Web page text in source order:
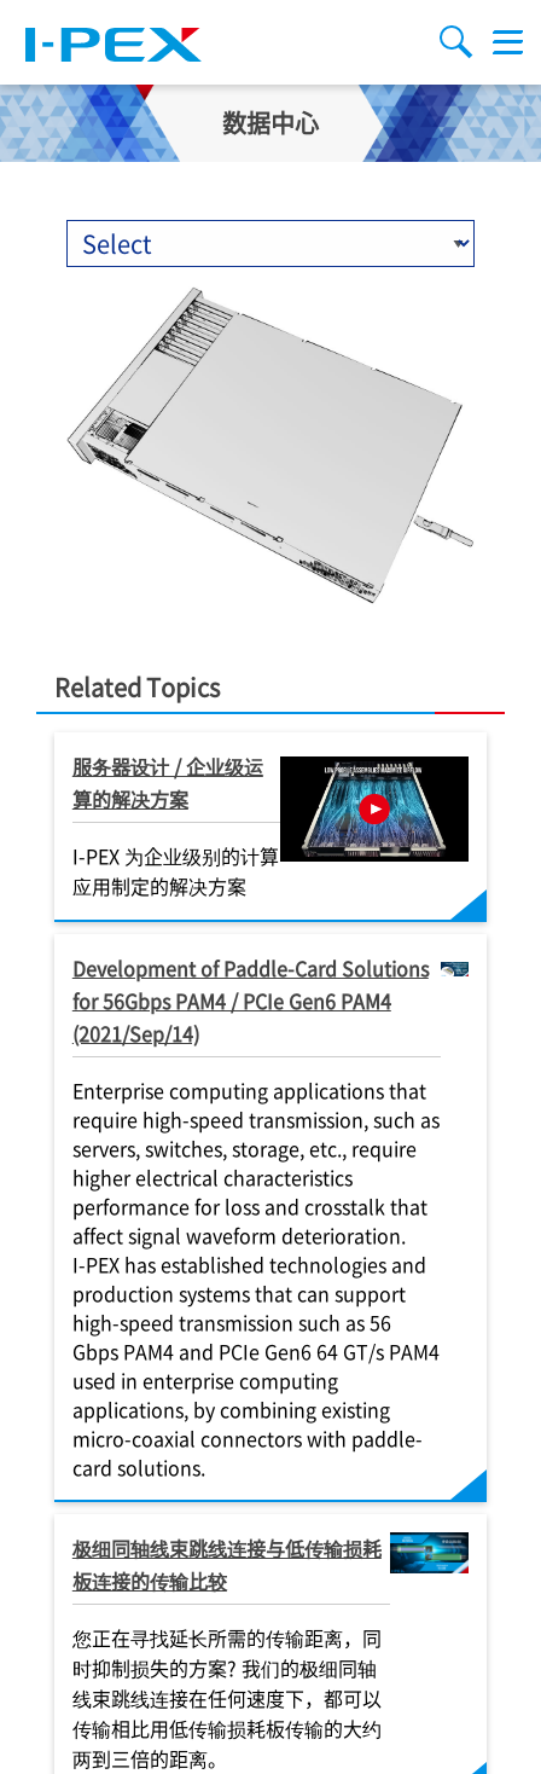
搜索
Menu
数据中心
CABLINE®-VS II
全屏蔽，自带机械式锁扣，适用于
高速数据传输 (PCIe Gen5 32
GT/s/lane ),0.5 mm间距，水平插
拔式极细同轴线连接器
MICRO-COAXIAL
DISCRETE WIRE
TWINAXIAL
CABLINE®-VS II
全屏蔽，自带机械式锁扣，适用于
高速数据传输 (PCIe Gen5 32
GT/s/lane ),0.5 mm间距，水平插
拔式极细同轴线连接器
MICRO-COAXIAL
DISCRETE WIRE
TWINAXIAL
设计，机械
Gbps/lane
度出线垂直
CABLINE®-CA II
全屏蔽设计带机械锁扣，高速伝送
対応(32 Gbps/lane), 0.4 mm 间距,
水平插拔款的极细同轴连接器
TWINAXIAL
全屏蔽，自
拔式极细同
设计，机械
Gbps/lane
度出线垂直
CABLINE®-CA II
全屏蔽设计带机械锁扣，高速伝送
対応(32 Gbps/lane), 0.4 mm 间距,
水平插拔款的极细同轴连接器
TWINAXIAL
全屏蔽，自
拔式极细同
设计，机械
Gbps/lane
度出线垂直
CABLINE®-CA II
全屏蔽设计带机械锁扣，高速伝送
対応(32 Gbps/lane), 0.4 mm 间距,
水平插拔款的极细同轴连接器
TWINAXIAL
全屏蔽，自
拔式极细同
设计，机械
Gbps/lane
度出线垂直
CABLINE®-CA II
全屏蔽设计带机械锁扣，高速伝送
対応(32 Gbps/lane), 0.4 mm 间距,
水平插拔款的极细同轴连接器
全屏蔽，自
拔式极细同
NOVASTACK®35-HDP
全屏蔽结构、0.7 mm 嵌合高度、
0.35 mm 间距、带电源端子，支持
每通道 40 Gbps 的板对板连接器
EMI SHIELD
Related Topics
服务器设计 / 企业级运
算的解决方案
I-PEX为企业级别的计算
应用制定的解决方案
Development of Paddle-Card Solutions
for 56Gbps PAM4 / PCIe Gen6 PAM4
(2021/Sep/14)
Enterprise computing applications that
require high-speed transmission, such as
servers, switches, storage, etc., require
higher electrical characteristics
performance for loss and crosstalk that
affect signal waveform deterioration.
I-PEXhas established technologies and
production systems that can support
high-speed transmission such as 56
Gbps PAM4 and PCIe Gen6 64 GT/s PAM4
used in enterprise computing
applications, by combining existing
micro-coaxial connectors with paddle-
card solutions.
极细同轴线束跳线连接与低传输损耗
板连接的传输比较
您正在寻找延长所需的传输距离，同
时抑制损失的方案? 我们的极细同轴
线束跳线连接在任何速度下，都可以
传输相比用低传输损耗板传输的大约
两到三倍的距离。